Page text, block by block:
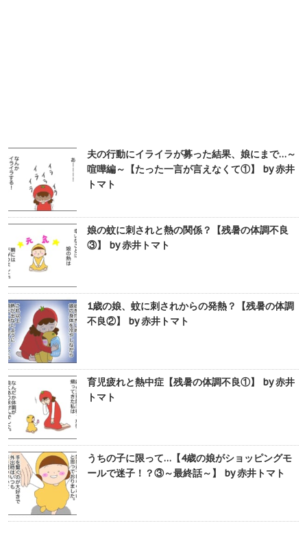
夫の行動にイライラが募った結果、娘にまで…～
喧嘩編～【たった一言が言えなくて①】 by 赤井
トマト
娘の蚊に刺されと熱の関係？【残暑の体調不良
③】 by 赤井トマト
1歳の娘、蚊に刺されからの発熱？【残暑の体調
不良②】 by 赤井トマト
育児疲れと熱中症【残暑の体調不良①】 by 赤井
トマト
うちの子に限って…【4歳の娘がショッピングモ
ールで迷子！？③～最終話～】 by 赤井トマト